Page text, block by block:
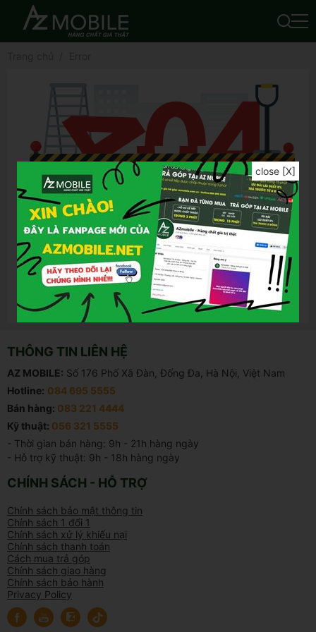
Để tìm được kết quả chính xác hơn, bạn vui
lòng:
Kiểm tra lỗi chính tả của từ khóa đã nhập
Thử lại bằng từ khóa khác
Thử lại bằng những từ khóa tổng quát hơn
Thử lại bằng những từ khóa ngắn gọn hơn
THÔNG TIN LIÊN HỆ
AZ MOBILE: Số 176 Phố Xã Đàn, Đống Đa, Hà Nội, Việt Nam
Hotline: 084 695 5555
Bán hàng: 083 221 4444
Kỹ thuật: 056 321 5555
- Thời gian bán hàng: 9h - 21h hàng ngày
- Hỗ trợ kỹ thuật: 9h - 18h hàng ngày
CHÍNH SÁCH - HỖ TRỢ
Chính sách bảo mật thông tin
Chính sách 1 đổi 1
Chính sách xử lý khiếu nại
Chính sách thanh toán
Cách mua trả góp
Chính sách giao hàng
Chính sách bảo hành
Privacy Policy
close [X]